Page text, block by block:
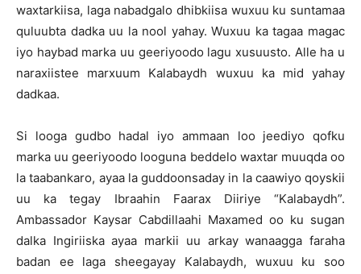
waxtarkiisa, laga nabadgalo dhibkiisa wuxuu ku suntamaa
quluubta dadka uu la nool yahay. Wuxuu ka tagaa magac
iyo haybad marka uu geeriyoodo lagu xusuusto. Alle ha u
naraxiistee marxuum Kalabaydh wuxuu ka mid yahay
dadkaa.
Si looga gudbo hadal iyo ammaan loo jeediyo qofku
marka uu geeriyoodo looguna beddelo waxtar muuqda oo
la taabankaro, ayaa la guddoonsaday in la caawiyo qoyskii
uu ka tegay Ibraahin Faarax Diiriye “Kalabaydh”.
Ambassador Kaysar Cabdillaahi Maxamed oo ku sugan
dalka Ingiriiska ayaa markii uu arkay wanaagga faraha
badan ee laga sheegayay Kalabaydh, wuxuu ku soo